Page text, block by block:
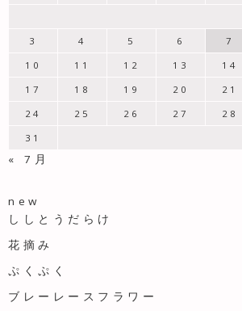
3
4 5 6 7
10
11 12 13 14
17
18 19 20 21
24
25 26 27 28
31
« 7月
new
ししとうだらけ
花摘み
ぷくぷく
ブレーレースフラワー